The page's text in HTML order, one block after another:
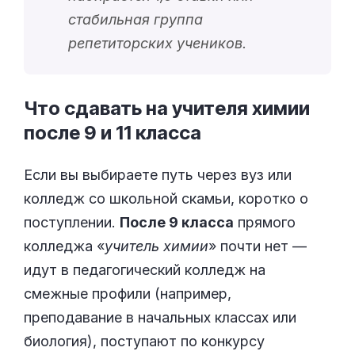
стабильная группа
репетиторских учеников.
Что сдавать на учителя химии
после 9 и 11 класса
Если вы выбираете путь через вуз или
колледж со школьной скамьи, коротко о
поступлении. После 9 класса прямого
колледжа «учитель химии» почти нет —
идут в педагогический колледж на
смежные профили (например,
преподавание в начальных классах или
биология), поступают по конкурсу